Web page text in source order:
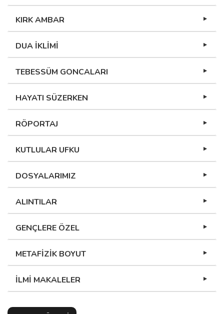
KIRK AMBAR
DUA İKLİMİ
TEBESSÜM GONCALARI
HAYATI SÜZERKEN
RÖPORTAJ
KUTLULAR UFKU
DOSYALARIMIZ
ALINTILAR
GENÇLERE ÖZEL
METAFİZİK BOYUT
İLMİ MAKALELER